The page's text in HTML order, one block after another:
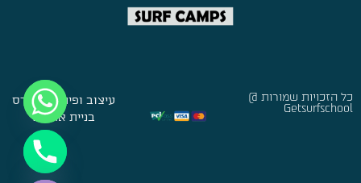
כל הזכויות שמורות @
Getsurfschool
עיצוב ופיתוח:סברס
בניית אתרים
Hide chaty